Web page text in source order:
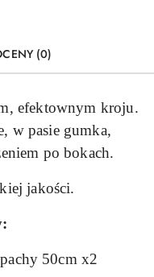
(0)
efektownym kroju.
w pasie gumka,
po bokach.
jakości.
50cm x2